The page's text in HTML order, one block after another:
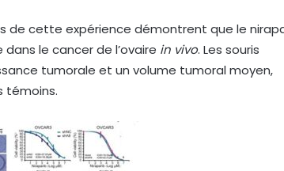
de cette expérience démontrent que le
le cancer de l’ovaire in vivo. Les souris
tumorale et un volume tumoral moyen,
témoins.